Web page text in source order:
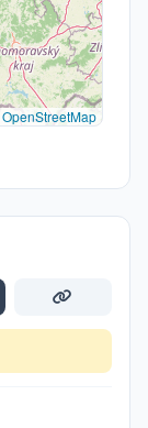
OpenStreetMap